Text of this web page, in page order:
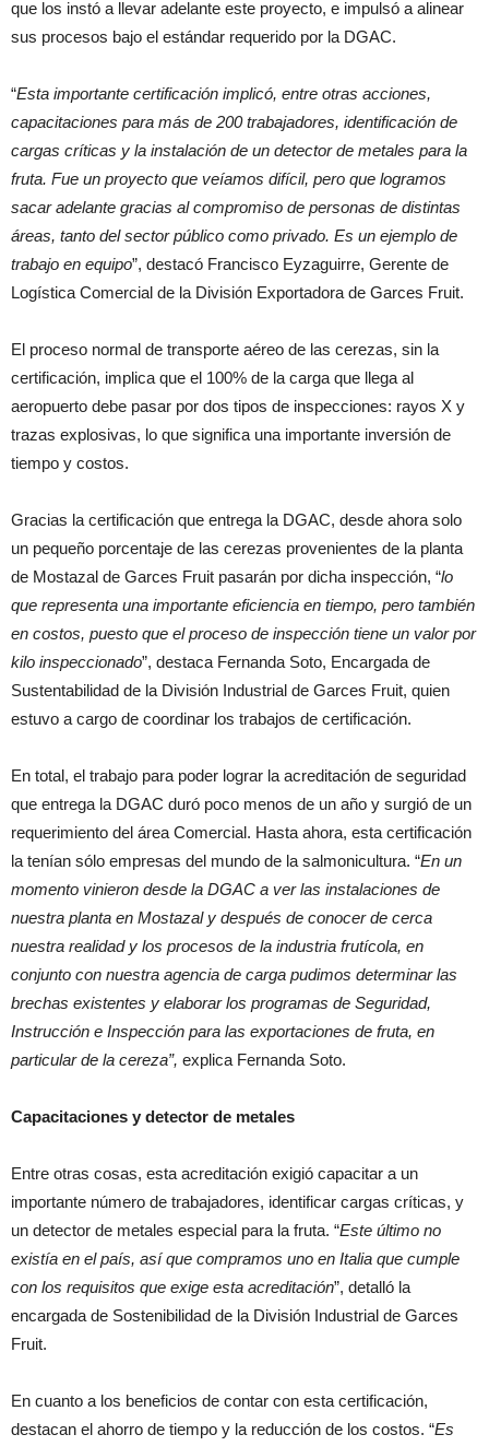
que los instó a llevar adelante este proyecto, e impulsó a alinear
sus procesos bajo el estándar requerido por la DGAC.
“Esta importante certificación implicó, entre otras acciones,
capacitaciones para más de 200 trabajadores, identificación de
cargas críticas y la instalación de un detector de metales para la
fruta. Fue un proyecto que veíamos difícil, pero que logramos
sacar adelante gracias al compromiso de personas de distintas
áreas, tanto del sector público como privado. Es un ejemplo de
trabajo en equipo”, destacó Francisco Eyzaguirre, Gerente de
Logística Comercial de la División Exportadora de Garces Fruit.
El proceso normal de transporte aéreo de las cerezas, sin la
certificación, implica que el 100% de la carga que llega al
aeropuerto debe pasar por dos tipos de inspecciones: rayos X y
trazas explosivas, lo que significa una importante inversión de
tiempo y costos.
Gracias la certificación que entrega la DGAC, desde ahora solo
un pequeño porcentaje de las cerezas provenientes de la planta
de Mostazal de Garces Fruit pasarán por dicha inspección, “lo
que representa una importante eficiencia en tiempo, pero también
en costos, puesto que el proceso de inspección tiene un valor por
kilo inspeccionado”, destaca Fernanda Soto, Encargada de
Sustentabilidad de la División Industrial de Garces Fruit, quien
estuvo a cargo de coordinar los trabajos de certificación.
En total, el trabajo para poder lograr la acreditación de seguridad
que entrega la DGAC duró poco menos de un año y surgió de un
requerimiento del área Comercial. Hasta ahora, esta certificación
la tenían sólo empresas del mundo de la salmonicultura. “En un
momento vinieron desde la DGAC a ver las instalaciones de
nuestra planta en Mostazal y después de conocer de cerca
nuestra realidad y los procesos de la industria frutícola, en
conjunto con nuestra agencia de carga pudimos determinar las
brechas existentes y elaborar los programas de Seguridad,
Instrucción e Inspección para las exportaciones de fruta, en
particular de la cereza”, explica Fernanda Soto.
Capacitaciones y detector de metales
Entre otras cosas, esta acreditación exigió capacitar a un
importante número de trabajadores, identificar cargas críticas, y
un detector de metales especial para la fruta. “Este último no
existía en el país, así que compramos uno en Italia que cumple
con los requisitos que exige esta acreditación”, detalló la
encargada de Sostenibilidad de la División Industrial de Garces
Fruit.
En cuanto a los beneficios de contar con esta certificación,
destacan el ahorro de tiempo y la reducción de los costos. “Es